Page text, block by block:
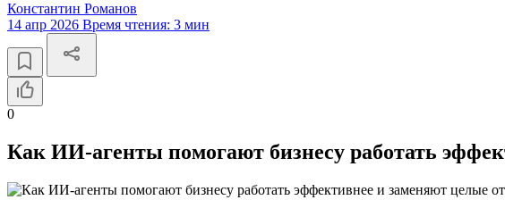
Константин Романов
14 апр 2026 Время чтения: 3 мин
0
Как ИИ-агенты помогают бизнесу работать